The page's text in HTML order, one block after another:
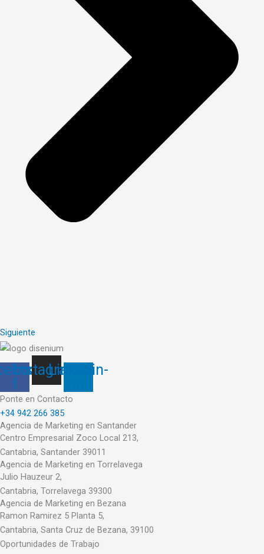
Siguiente
f
InstagramLinkedin-
Ponte en Contacto
+34 942 266 385
Agencia de Marketing en Santander
Centro Empresarial Zoco Local 213,
Cantabria, Santander 39011
Agencia de Marketing en Torrelavega
Julio Hauzeur 2,
Cantabria, Torrelavega 39300
Agencia de Marketing en Bezana
Ramon Ramirez 5 Planta 5,
Cantabria, Santa Cruz de Bezana, 39100
Oportunidades de Trabajo